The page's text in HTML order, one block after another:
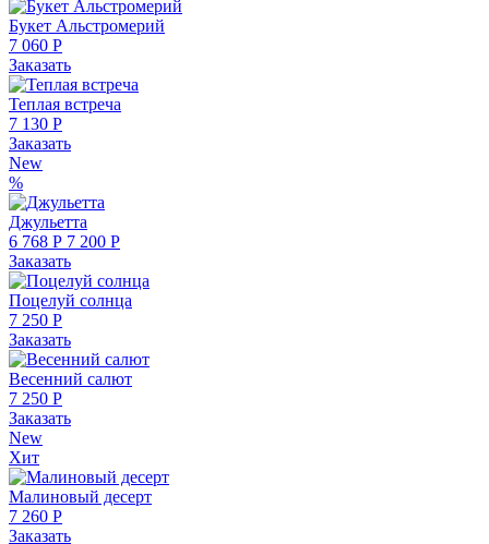
Букет Альстромерий
7 060 Р
Заказать
Теплая встреча
7 130 Р
Заказать
New
%
Джульетта
6 768 Р 7 200 Р
Заказать
Поцелуй солнца
7 250 Р
Заказать
Весенний салют
7 250 Р
Заказать
New
Хит
Малиновый десерт
7 260 Р
Заказать